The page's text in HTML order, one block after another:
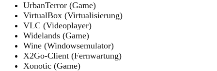
UrbanTerror (Game)
VirtualBox (Virtualisierung)
VLC (Videoplayer)
Widelands (Game)
Wine (Windowsemulator)
X2Go-Client (Fernwartung)
Xonotic (Game)